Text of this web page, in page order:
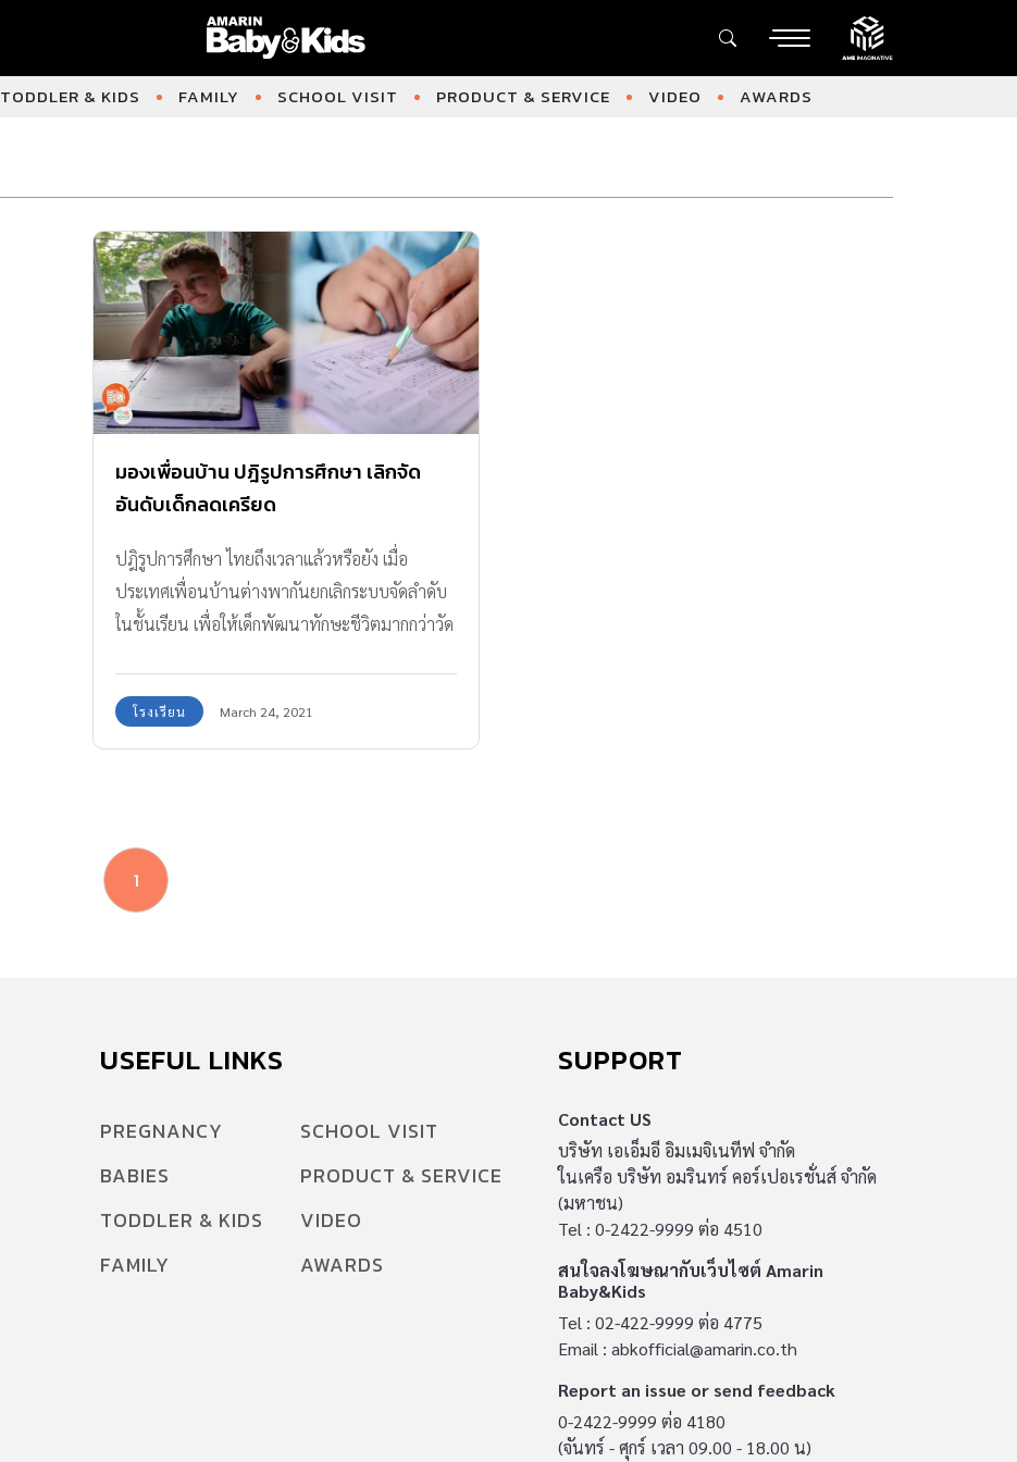
TODDLER & KIDS FAMILY SCHOOL VISIT PRODUCT & SERVICE VIDEO AWARDS
มองเพื่อนบ้าน ปฎิรูปการศึกษา เลิกจัด
อันดับเด็กลดเครียด
ปฎิรูปการศึกษา ไทยถึงเวลาแล้วหรือยัง เมื่อ
ประเทศเพื่อนบ้านต่างพากันยกเลิกระบบจัดลำดับ
ในชั้นเรียน เพื่อให้เด็กพัฒนาทักษะชีวิตมากกว่าวัด
โรงเรียน March 24, 2021
1
USEFUL LINKS
PREGNANCY
BABIES
TODDLER & KIDS
FAMILY
SCHOOL VISIT
PRODUCT & SERVICE
VIDEO
AWARDS
SUPPORT
Contact US
บริษัท เอเอ็มอี อิมเมจิเนทีฟ จำกัด
ในเครือ บริษัท อมรินทร์ คอร์เปอเรชั่นส์ จำกัด
(มหาชน)
Tel : 0-2422-9999 ต่อ 4510
สนใจลงโฆษณากับเว็บไซต์ Amarin
Baby&Kids
Tel : 02-422-9999 ต่อ 4775
Email : abkofficial@amarin.co.th
Report an issue or send feedback
0-2422-9999 ต่อ 4180
(จันทร์ - ศุกร์ เวลา 09.00 - 18.00 น)